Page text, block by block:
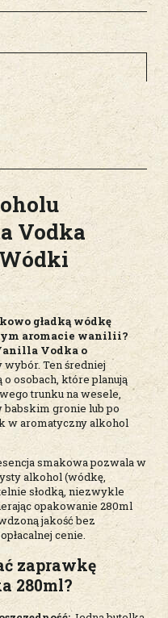
kosztów
Vodka
gładką wódkę
aromacie wanilii?
Vodka o
wybór. Ten średniej
osobach, które planują
trunku na wesele,
gronie lub po
w aromatyczny alkohol
smakowa pozwala w
alkohol (wódkę,
słodką, niezwykle
opakowanie 280ml
jakość bez
cenie.
zaprawkę
280ml?